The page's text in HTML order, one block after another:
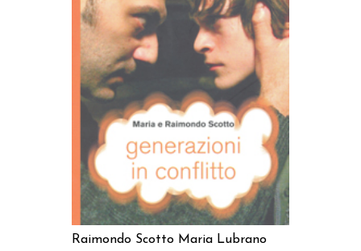
AGGIUNGI AL CARRELLO
Raimondo Scotto Maria Lubrano